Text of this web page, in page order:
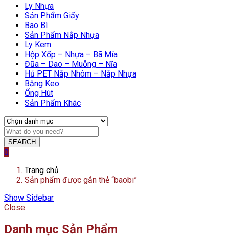
Ly Nhựa
Sản Phẩm Giấy
Bao Bì
Sản Phẩm Nắp Nhựa
Ly Kem
Hộp Xốp – Nhựa – Bã Mía
Đũa – Dao – Muỗng – Nĩa
Hủ PET Nắp Nhôm – Nắp Nhựa
Băng Keo
Ống Hút
Sản Phẩm Khác
SEARCH
0
Trang chủ
Sản phẩm được gắn thẻ “baobi”
Show Sidebar
Close
Danh mục Sản Phẩm